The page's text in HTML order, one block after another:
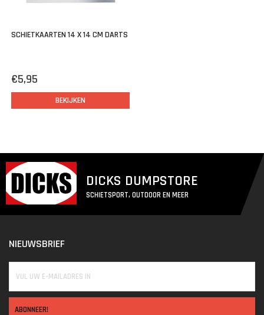
SCHIETKAARTEN 14 X 14 CM DARTS
€5,95
BEKIJKEN
DICKS DUMPSTORE
SCHIETSPORT, OUTDOOR EN MEER
NIEUWSBRIEF
ABONNEER!